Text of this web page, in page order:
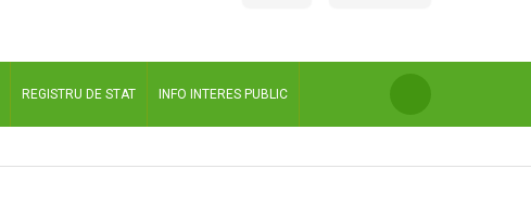
REGISTRU DE STAT INFO INTERES PUBLIC